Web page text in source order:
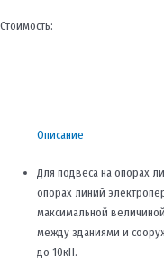
Стоимость:
Описание
Для подвеса на опорах
опорах линий
максимальной
между зданиями и
до 10кН.